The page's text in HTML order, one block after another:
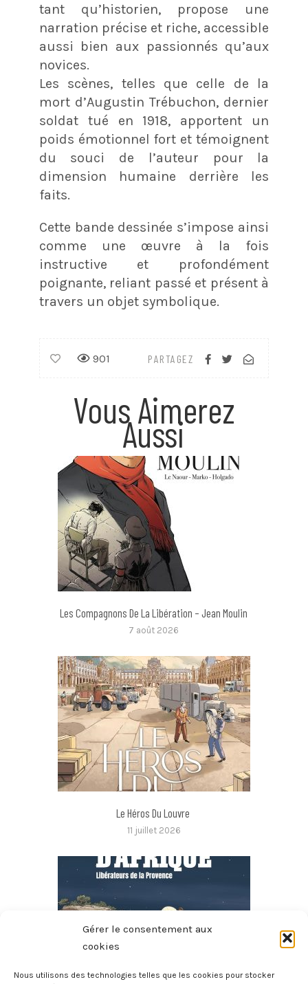
Gérer le consentement aux
cookies
Nous utilisons des technologies telles que les cookies pour stocker
tant qu’historien, propose une
narration précise et riche, accessible
aussi bien aux passionnés qu’aux
novices.
Les scènes, telles que celle de la
mort d’Augustin Trébuchon, dernier
soldat tué en 1918, apportent un
poids émotionnel fort et témoignent
du souci de l’auteur pour la
dimension humaine derrière les
faits.
Cette bande dessinée s’impose ainsi
comme une œuvre à la fois
instructive et profondément
poignante, reliant passé et présent à
travers un objet symbolique.
PARTAGEZ
901
Vous Aimerez
Aussi
Les Compagnons De La Libération – Jean Moulin
7 août 2026
Le Héros Du Louvre
11 juillet 2026